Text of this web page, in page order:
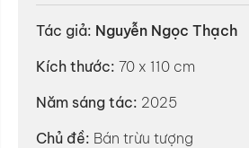
Tác giả: Nguyễn Ngọc Thạch
Kích thước: 70 x 110 cm
Năm sáng tác: 2025
Chủ đề: Bán trừu tượng